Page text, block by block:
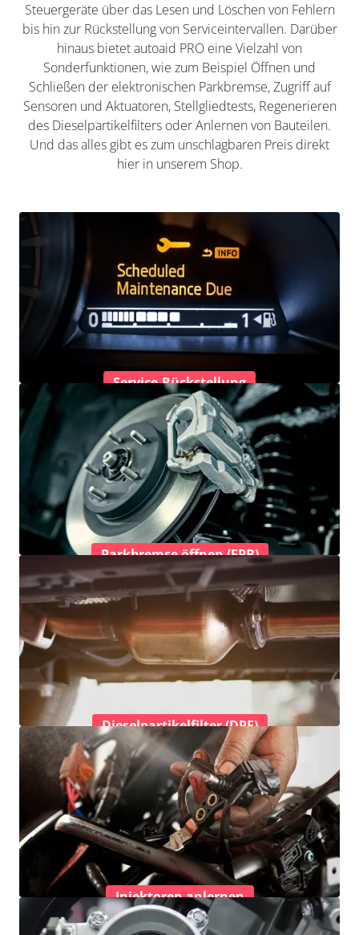
Steuergeräte über das Lesen und Löschen von Fehlern
bis hin zur Rückstellung von Serviceintervallen. Darüber
hinaus bietet autoaid PRO eine Vielzahl von
Sonderfunktionen, wie zum Beispiel Öffnen und
Schließen der elektronischen Parkbremse, Zugriff auf
Sensoren und Aktuatoren, Stellgliedtests, Regenerieren
des Dieselpartikelfilters oder Anlernen von Bauteilen.
Und das alles gibt es zum unschlagbaren Preis direkt
hier in unserem Shop.
Service-Rückstellung
Parkbremse öffnen (EPB)
Dieselpartikelfilter (DPF)
Injektoren anlernen